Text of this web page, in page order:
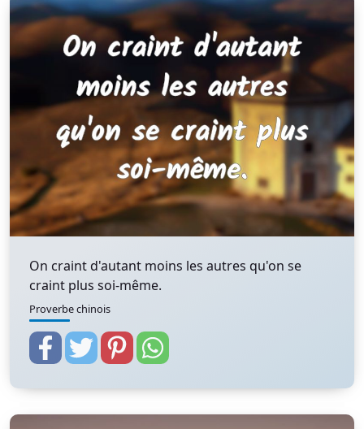
On craint d'autant moins les autres qu'on se
craint plus soi-même.
Proverbe chinois